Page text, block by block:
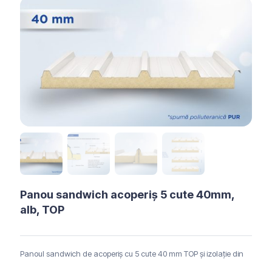
Panou sandwich acoperiș 5 cute 40mm,
alb, TOP
Panoul sandwich de acoperiș cu 5 cute 40 mm TOP și izolație din